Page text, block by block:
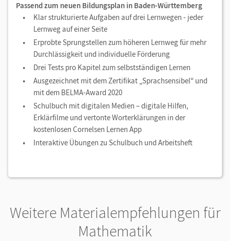
Passend zum neuen Bildungsplan in Baden-Württemberg
Klar strukturierte Aufgaben auf drei Lernwegen - jeder
Lernweg auf einer Seite
Erprobte Sprungstellen zum höheren Lernweg für mehr
Durchlässigkeit und individuelle Förderung
Drei Tests pro Kapitel zum selbstständigen Lernen
Ausgezeichnet mit dem Zertifikat „Sprachsensibel“ und
mit dem BELMA-Award 2020
Schulbuch mit digitalen Medien – digitale Hilfen,
Erklärfilme und vertonte Worterklärungen in der
kostenlosen Cornelsen Lernen App
Interaktive Übungen zu Schulbuch und Arbeitsheft
Weitere Materialempfehlungen für
Mathematik